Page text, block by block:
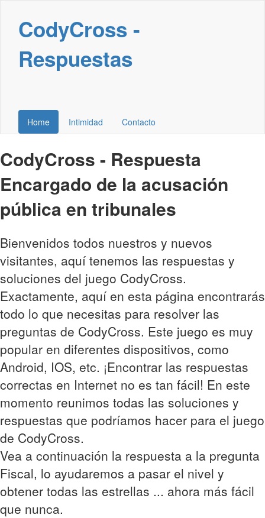
CodyCross -
Respuestas
Home Intimidad Contacto
CodyCross - Respuesta
Encargado de la acusación
pública en tribunales
Bienvenidos todos nuestros y nuevos
visitantes, aquí tenemos las respuestas y
soluciones del juego CodyCross.
Exactamente, aquí en esta página encontrarás
todo lo que necesitas para resolver las
preguntas de CodyCross. Este juego es muy
popular en diferentes dispositivos, como
Android, IOS, etc. ¡Encontrar las respuestas
correctas en Internet no es tan fácil! En este
momento reunimos todas las soluciones y
respuestas que podríamos hacer para el juego
de CodyCross.
Vea a continuación la respuesta a la pregunta
Fiscal, lo ayudaremos a pasar el nivel y
obtener todas las estrellas ... ahora más fácil
que nunca.